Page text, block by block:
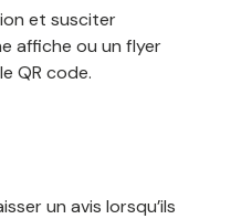
et susciter
affiche ou un flyer
QR code.
un avis lorsqu’ils